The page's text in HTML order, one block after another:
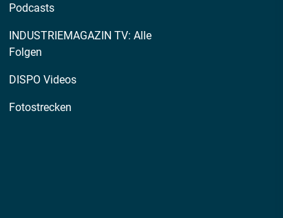
Podcasts
INDUSTRIEMAGAZIN TV: Alle
Folgen
DISPO Videos
Fotostrecken